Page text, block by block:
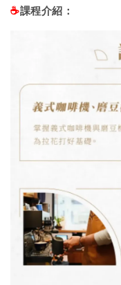
☕️課程介紹：